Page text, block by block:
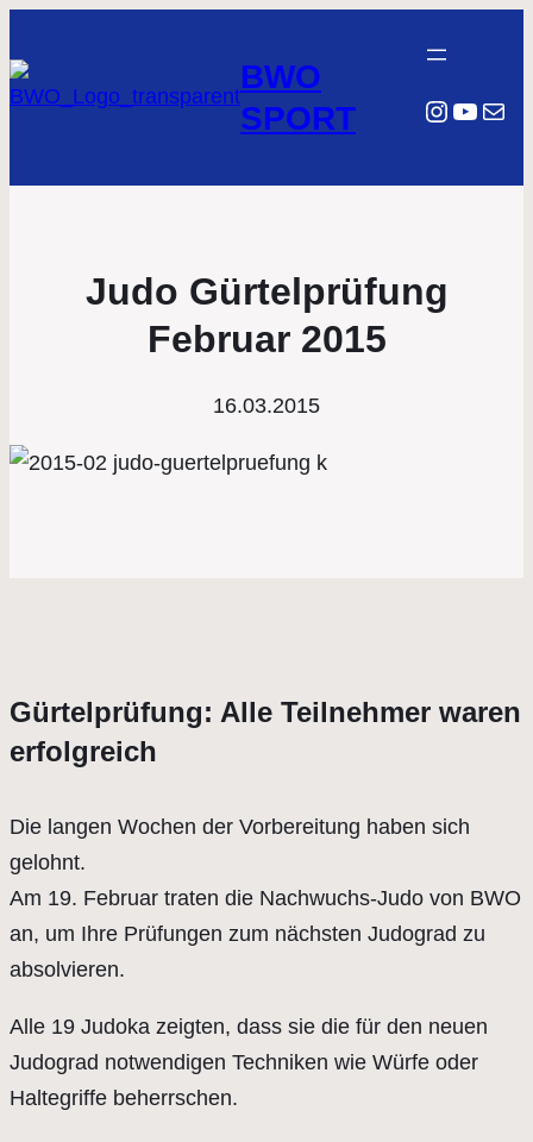
BWO
SPORT
E-Mail
Judo Gürtelprüfung
Februar 2015
16.03.2015
Gürtelprüfung: Alle Teilnehmer waren
erfolgreich
Die langen Wochen der Vorbereitung haben sich
gelohnt.
Am 19. Februar traten die Nachwuchs-Judo von BWO
an, um Ihre Prüfungen zum nächsten Judograd zu
absolvieren.
Alle 19 Judoka zeigten, dass sie die für den neuen
Judograd notwendigen Techniken wie Würfe oder
Haltegriffe beherrschen.